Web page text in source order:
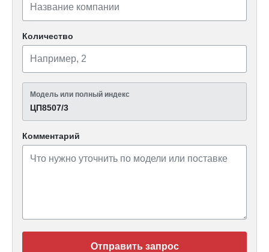
Количество
Модель или полный индекс
ЦП8507/3
Комментарий
Отправить запрос